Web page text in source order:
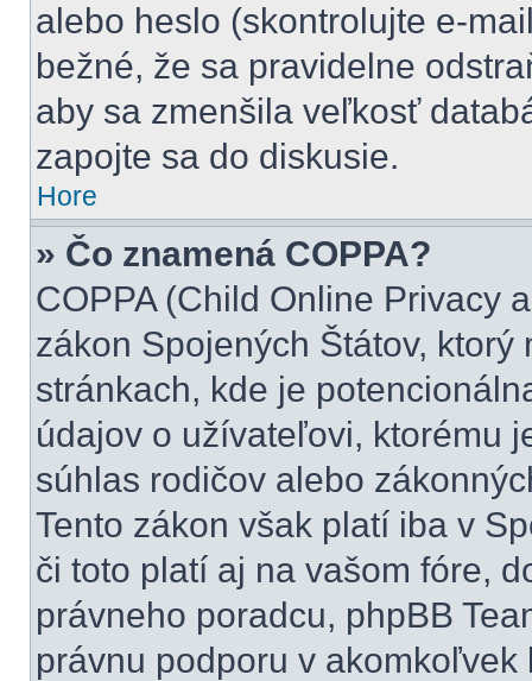
alebo heslo (skontrolujte e-
bežné, že sa pravidelne
aby sa zmenšila veľkosť
zapojte sa do diskusie.
Hore
» Čo znamená COPPA?
COPPA (Child Online Privacy
zákon Spojených Štátov,
stránkach, kde je
údajov o užívateľovi, ktorému
súhlas rodičov alebo
Tento zákon však platí iba v
či toto platí aj na vašom fóre,
právneho poradcu, phpBB
právnu podporu v akomkoľvek